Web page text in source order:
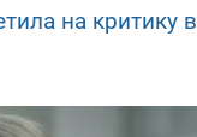
на критику в